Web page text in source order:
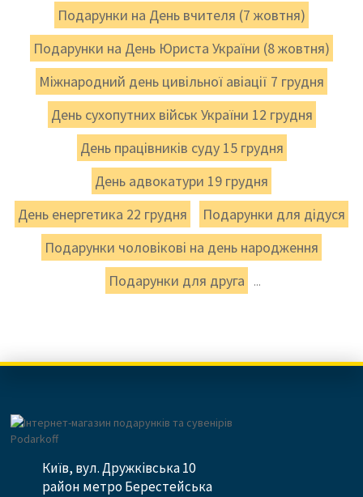
Подарунки на День вчителя (7 жовтня)
Подарунки на День Юриста України (8 жовтня)
Міжнародний день цивільної авіації 7 грудня
День сухопутних військ України 12 грудня
День працівників суду 15 грудня
День адвокатури 19 грудня
День енергетика 22 грудня
Подарунки для дідуся
Подарунки чоловікові на день народження
Подарунки для друга
...
Київ, вул. Дружківська 10
район метро Берестейська